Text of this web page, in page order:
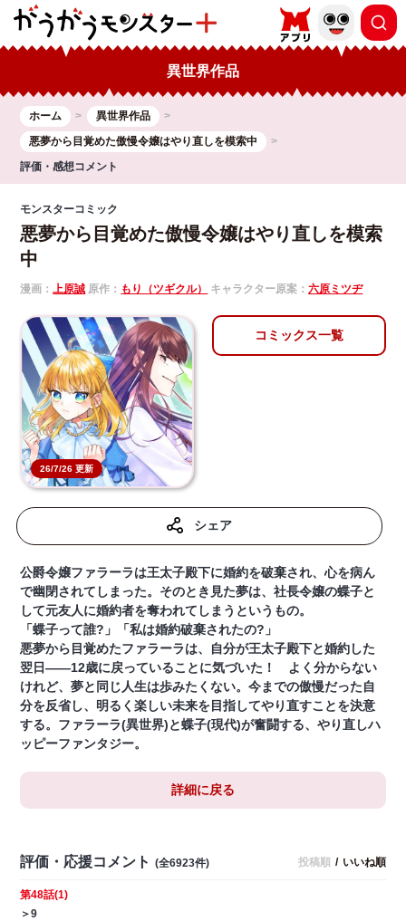
異世界作品
ホーム
異世界作品
悪夢から目覚めた傲慢令嬢はやり直しを模索中
評価・感想コメント
モンスターコミック
悪夢から目覚めた傲慢令嬢はやり直しを模索
中
漫画： 上原誠 原作： もり（ツギクル） キャラクター原案：六原ミツヂ
26/7/26 更新
コミックス一覧
シェア
公爵令嬢ファラーラは王太子殿下に婚約を破棄され、心を病ん
で幽閉されてしまった。そのとき見た夢は、社長令嬢の蝶子と
して元友人に婚約者を奪われてしまうというもの。
「蝶子って誰?」「私は婚約破棄されたの?」
悪夢から目覚めたファラーラは、自分が王太子殿下と婚約した
翌日――12歳に戻っていることに気づいた！ よく分からない
けれど、夢と同じ人生は歩みたくない。今までの傲慢だった自
分を反省し、明るく楽しい未来を目指してやり直すことを決意
する。ファラーラ(異世界)と蝶子(現代)が奮闘する、やり直しハ
ッピーファンタジー。
詳細に戻る
評価・応援コメント (全6923件) 投稿順 / いいね順
第48話(1)
＞9